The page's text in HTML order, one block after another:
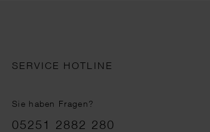
SERVICE HOTLINE
Sie haben Fragen?
Telefonnummer
05251 2882 280